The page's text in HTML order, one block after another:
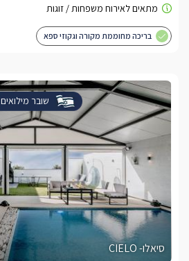
בריכה מחוממת מקורה וגקוזי ספא
שובר מילואים
סיאלו- CIELO